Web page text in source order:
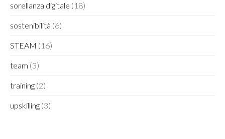
sorellanza digitale (18)
sostenibilità (6)
STEAM (16)
team (3)
training (2)
upskilling (3)